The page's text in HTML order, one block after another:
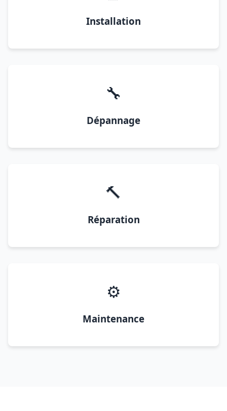
Installation
🔧
Dépannage
🔨
Réparation
⚙️
Maintenance